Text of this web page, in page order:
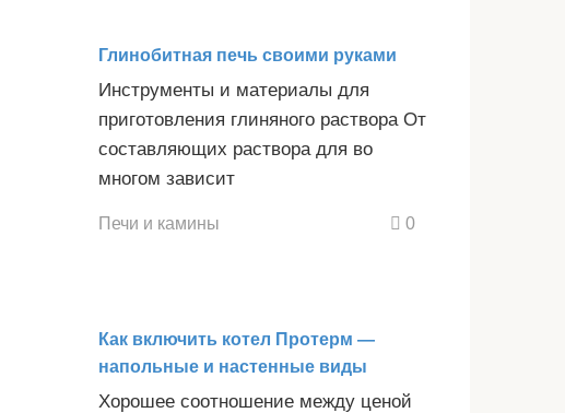
Глинобитная печь своими руками
Инструменты и материалы для
приготовления глиняного раствора От
составляющих раствора для во
многом зависит
Печи и камины 0
Как включить котел Протерм —
напольные и настенные виды
Хорошее соотношение между ценой